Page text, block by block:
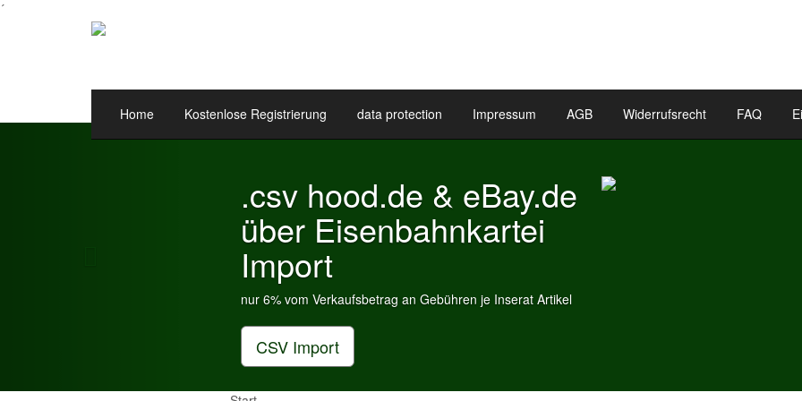
´
Home Kostenlose Registrierung data protection Impressum AGB Widerrufsrecht FAQ
Previous